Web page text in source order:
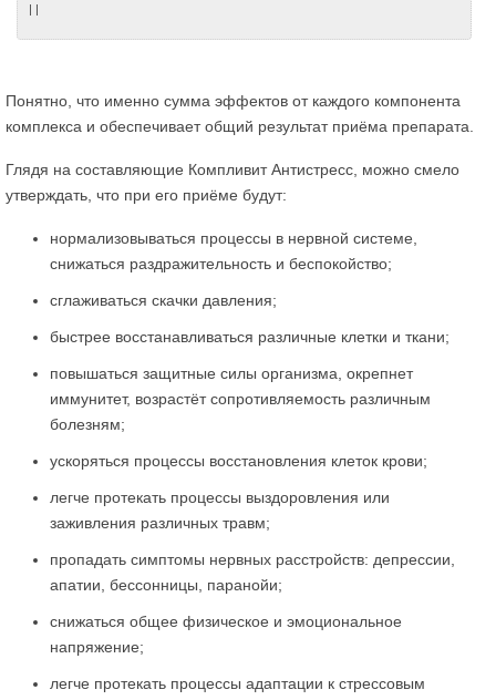
| |
Понятно, что именно сумма эффектов от каждого компонента
комплекса и обеспечивает общий результат приёма препарата.
Глядя на составляющие Компливит Антистресс, можно смело
утверждать, что при его приёме будут:
нормализовываться процессы в нервной системе,
снижаться раздражительность и беспокойство;
сглаживаться скачки давления;
быстрее восстанавливаться различные клетки и ткани;
повышаться защитные силы организма, окрепнет
иммунитет, возрастёт сопротивляемость различным
болезням;
ускоряться процессы восстановления клеток крови;
легче протекать процессы выздоровления или
заживления различных травм;
пропадать симптомы нервных расстройств: депрессии,
апатии, бессонницы, паранойи;
снижаться общее физическое и эмоциональное
напряжение;
легче протекать процессы адаптации к стрессовым